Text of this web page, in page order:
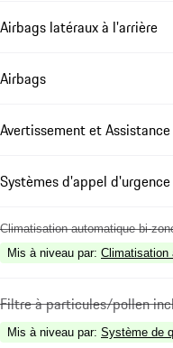
Airbags latéraux à l'arrière
Airbags
Avertissement et
Systèmes d'appel
Climatisation automatique bi-
Mis à niveau par: Climatisation
Filtre à particules/pollen
Mis à niveau par: Système de